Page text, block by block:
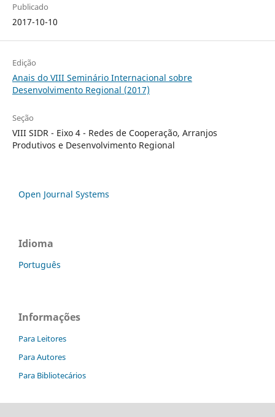
Publicado
2017-10-10
Edição
Anais do VIII Seminário Internacional sobre
Desenvolvimento Regional (2017)
Seção
VIII SIDR - Eixo 4 - Redes de Cooperação, Arranjos
Produtivos e Desenvolvimento Regional
Open Journal Systems
Idioma
Português
Informações
Para Leitores
Para Autores
Para Bibliotecários